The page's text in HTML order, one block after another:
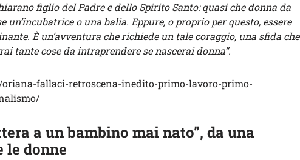
figlio del Padre e dello Spirito Santo: quasi che donna da
un’incubatrice o una balia. Eppure, o proprio per questo, essere
È un’avventura che richiede un tale coraggio, una sfida che
tante cose da intraprendere se nascerai donna”.
fallaci-retroscena-inedito-primo-lavoro-primo-
a un bambino mai nato”, da una
le donne